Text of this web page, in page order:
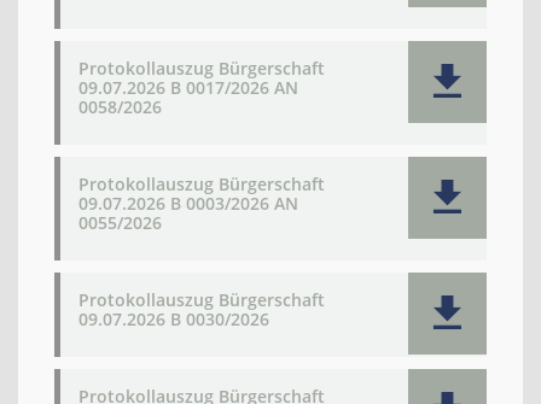
Protokollauszug Bürgerschaft
09.07.2026 B 0017/2026 AN
0058/2026
Protokollauszug Bürgerschaft
09.07.2026 B 0003/2026 AN
0055/2026
Protokollauszug Bürgerschaft
09.07.2026 B 0030/2026
Protokollauszug Bürgerschaft